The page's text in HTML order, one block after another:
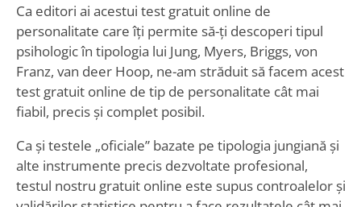
Ca editori ai acestui test gratuit online de
personalitate care îți permite să-ți descoperi tipul
psihologic în tipologia lui Jung, Myers, Briggs, von
Franz, van deer Hoop, ne-am străduit să facem acest
test gratuit online de tip de personalitate cât mai
fiabil, precis și complet posibil.
Ca și testele „oficiale” bazate pe tipologia jungiană și
alte instrumente precis dezvoltate profesional,
testul nostru gratuit online este supus controalelor și